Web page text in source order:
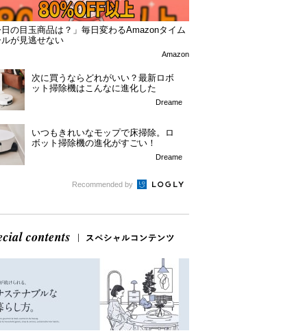
の目玉商品は？」毎日変わるAmazonタイム
が見逃せない
Amazon
次に買うならどれがいい？最新ロボ
ット掃除機はこんなに進化した
Dreame
いつもきれいなモップで床掃除。ロ
ボット掃除機の進化がすごい！
Dreame
Recommended by